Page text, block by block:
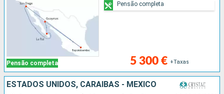
Pensão completa 5 300 € +Taxas
Pensão completa
ESTADOS UNIDOS, CARAIBAS - MEXICO